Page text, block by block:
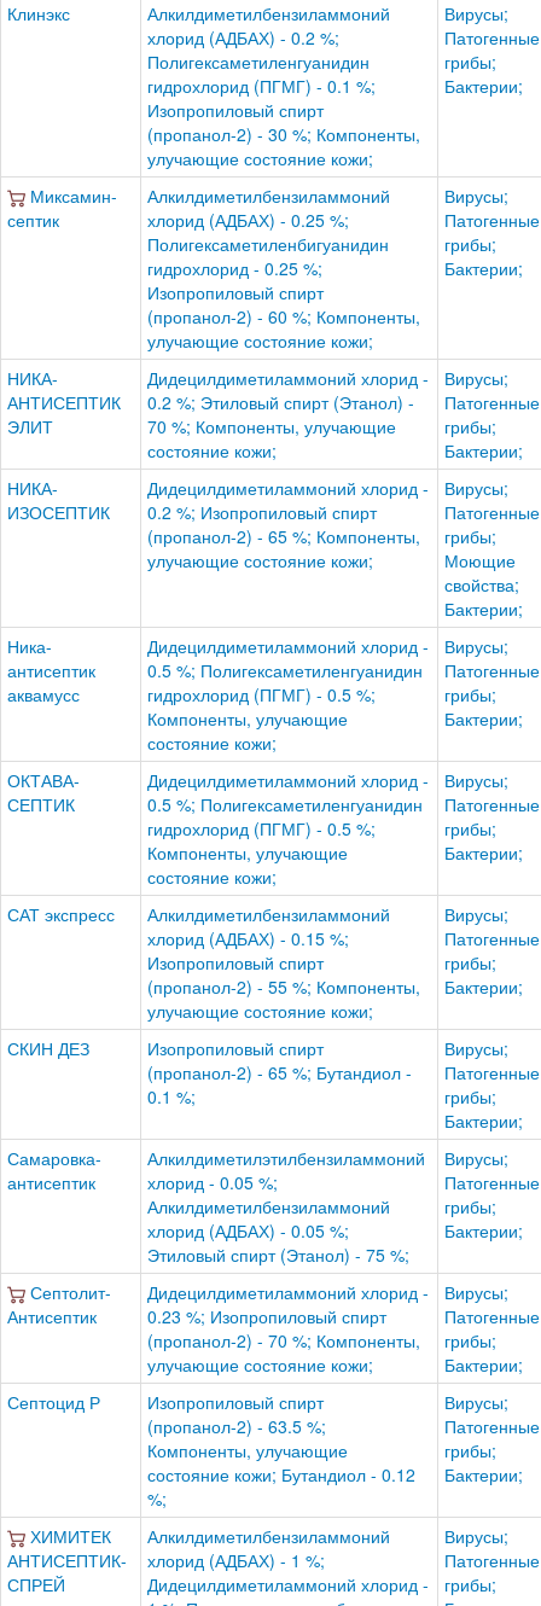
Клинэкс
Алкилдиметилбензиламмоний
хлорид (АДБАХ) - 0.2 %;
Полигексаметиленгуанидин
гидрохлорид (ПГМГ) - 0.1 %;
Изопропиловый спирт
(пропанол-2) - 30 %; Компоненты,
улучающие состояние кожи;
Вирусы;
Патогенные
грибы;
Бактерии;
Миксамин-
септик
Алкилдиметилбензиламмоний
хлорид (АДБАХ) - 0.25 %;
Полигексаметиленбигуанидин
гидрохлорид - 0.25 %;
Изопропиловый спирт
(пропанол-2) - 60 %; Компоненты,
улучающие состояние кожи;
Вирусы;
Патогенные
грибы;
Бактерии;
НИКА-
АНТИСЕПТИК
ЭЛИТ
Дидецилдиметиламмоний хлорид -
0.2 %; Этиловый спирт (Этанол) -
70 %; Компоненты, улучающие
состояние кожи;
Вирусы;
Патогенные
грибы;
Бактерии;
НИКА-
ИЗОСЕПТИК
Дидецилдиметиламмоний хлорид -
0.2 %; Изопропиловый спирт
(пропанол-2) - 65 %; Компоненты,
улучающие состояние кожи;
Вирусы;
Патогенные
грибы;
Моющие
свойства;
Бактерии;
Ника-
антисептик
аквамусс
Дидецилдиметиламмоний хлорид -
0.5 %; Полигексаметиленгуанидин
гидрохлорид (ПГМГ) - 0.5 %;
Компоненты, улучающие
состояние кожи;
Вирусы;
Патогенные
грибы;
Бактерии;
ОКТАВА-
СЕПТИК
Дидецилдиметиламмоний хлорид -
0.5 %; Полигексаметиленгуанидин
гидрохлорид (ПГМГ) - 0.5 %;
Компоненты, улучающие
состояние кожи;
Вирусы;
Патогенные
грибы;
Бактерии;
САТ экспресс
Алкилдиметилбензиламмоний
хлорид (АДБАХ) - 0.15 %;
Изопропиловый спирт
(пропанол-2) - 55 %; Компоненты,
улучающие состояние кожи;
Вирусы;
Патогенные
грибы;
Бактерии;
СКИН ДЕЗ
Изопропиловый спирт
(пропанол-2) - 65 %; Бутандиол -
0.1 %;
Вирусы;
Патогенные
грибы;
Бактерии;
Самаровка-
антисептик
Алкилдиметилэтилбензиламмоний
хлорид - 0.05 %;
Алкилдиметилбензиламмоний
хлорид (АДБАХ) - 0.05 %;
Этиловый спирт (Этанол) - 75 %;
Вирусы;
Патогенные
грибы;
Бактерии;
Септолит-
Антисептик
Дидецилдиметиламмоний хлорид -
0.23 %; Изопропиловый спирт
(пропанол-2) - 70 %; Компоненты,
улучающие состояние кожи;
Вирусы;
Патогенные
грибы;
Бактерии;
Септоцид Р
Изопропиловый спирт
(пропанол-2) - 63.5 %;
Компоненты, улучающие
состояние кожи; Бутандиол - 0.12
%;
Вирусы;
Патогенные
грибы;
Бактерии;
ХИМИТЕК
АНТИСЕПТИК-
СПРЕЙ
Алкилдиметилбензиламмоний
хлорид (АДБАХ) - 1 %;
Дидецилдиметиламмоний хлорид -
Вирусы;
Патогенные
грибы;